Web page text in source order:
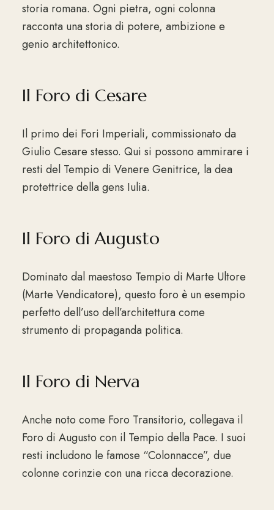
storia romana. Ogni pietra, ogni colonna
racconta una storia di potere, ambizione e
genio architettonico.
Il Foro di Cesare
Il primo dei Fori Imperiali, commissionato da
Giulio Cesare stesso. Qui si possono ammirare i
resti del Tempio di Venere Genitrice, la dea
protettrice della gens Iulia.
Il Foro di Augusto
Dominato dal maestoso Tempio di Marte Ultore
(Marte Vendicatore), questo foro è un esempio
perfetto dell’uso dell’architettura come
strumento di propaganda politica.
Il Foro di Nerva
Anche noto come Foro Transitorio, collegava il
Foro di Augusto con il Tempio della Pace. I suoi
resti includono le famose “Colonnacce”, due
colonne corinzie con una ricca decorazione.